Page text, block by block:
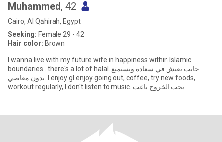
Muhammed, 42
Cairo, Al Qāhirah, Egypt
Seeking: Female 29 - 42
Hair color: Brown
I wanna live with my future wife in happiness within Islamic
boundaries.. there's a lot of halal. حابب نعيش في سعادة ونستمتع
بدون معاصي. I enjoy gI enjoy going out, coffee, try new foods,
workout regularly, I don't listen to music. بحب الخروج باعت